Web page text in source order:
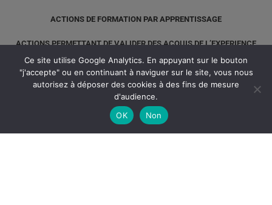
ACTIONS DE FORMATION PAR APPRENTISSAGE
ACTIONS PERMETTANT DE VALIDER DES ACQUIS DE L’EXPERIENCE
Ce site utilise Google Analytics. En appuyant sur le bouton
"j'accepte" ou en continuant à naviguer sur le site, vous nous
autorisez à déposer des cookies à des fins de mesure
d'audience.
OK
Non